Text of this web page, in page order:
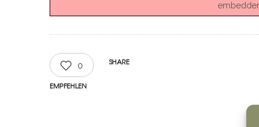
0
EMPFEHLEN
SHARE